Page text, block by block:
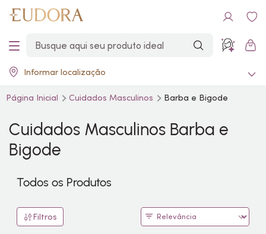
Informar localização
Página Inicial Cuidados Masculinos Barba e Bigode
Cuidados Masculinos Barba e
Bigode
Todos os Produtos
Filtros